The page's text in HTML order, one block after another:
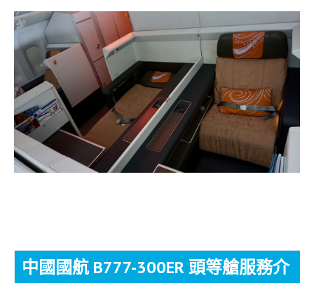
中國國航 B777-300ER 頭等艙服務介